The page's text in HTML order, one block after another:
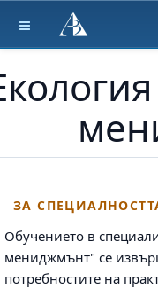
ЗА
Обучението в
мениджмънт" се
потребностите на